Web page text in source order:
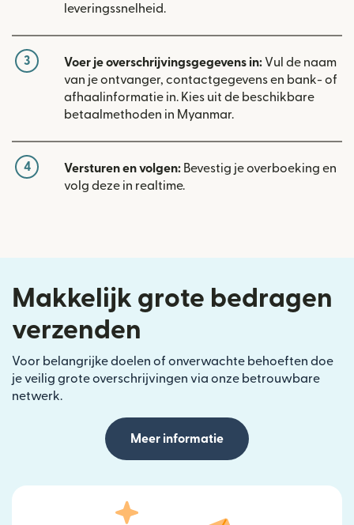
leveringssnelheid.
3 Voer je overschrijvingsgegevens in: Vul de naam
van je ontvanger, contactgegevens en bank- of
afhaalinformatie in. Kies uit de beschikbare
betaalmethoden in Myanmar.
4 Versturen en volgen: Bevestig je overboeking en
volg deze in realtime.
Makkelijk grote bedragen
verzenden
Voor belangrijke doelen of onverwachte behoeften doe
je veilig grote overschrijvingen via onze betrouwbare
netwerk.
Meer informatie